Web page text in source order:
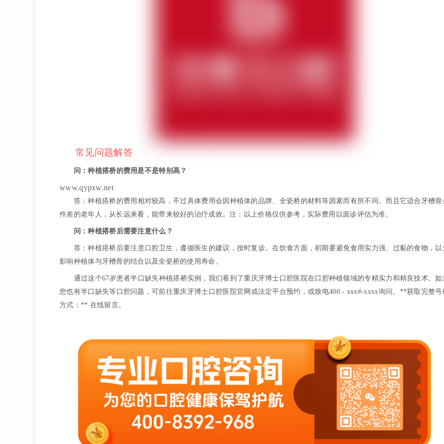
常见问题解答
问：种植搭桥的费用是不是特别高？
www.qypxw.net
答：种植搭桥的费用相对较高，不过具体费用会因种植体的品牌、全瓷桥的材料等因素而有所不同。而且它适合牙槽骨
件差的老年人，从长远来看，能带来较好的治疗成效。注：以上价格仅供参考，实际费用以面诊评估为准。
问：种植搭桥后需要注意什么？
答：种植搭桥后要注意口腔卫生，遵循医生的建议，按时复诊。在饮食方面，初期要避免食用实力强、过黏的食物，以
影响种植体与牙槽骨的结合以及全瓷桥的使用寿命。
通过这个67岁患者半口缺失种植搭桥实例，我们看到了重庆牙博士口腔医院在口腔种植领域的专精实力和精良技术。如
您也有半口缺失等口腔问题，可前往重庆牙博士口腔医院官网或法定平台预约，或致电400 - xxx#-xxxx询问。 **获取完整号
方式：** 在线留言。